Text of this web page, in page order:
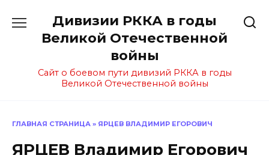
содержанию
Дивизии РККА в годы
Великой Отечественной
войны
Сайт о боевом пути дивизий РККА в годы
Великой Отечественной войны
ГЛАВНАЯ СТРАНИЦА » ЯРЦЕВ ВЛАДИМИР ЕГОРОВИЧ
ЯРЦЕВ Владимир Егорович